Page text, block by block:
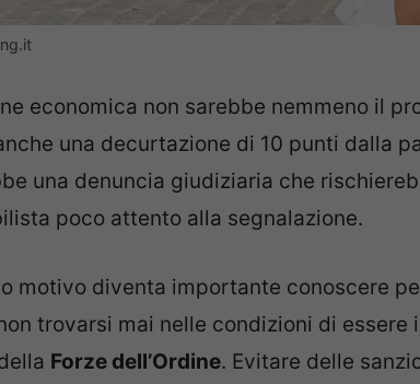
economica non sarebbe nemmeno il
una decurtazione di 10 punti dalla
una denuncia giudiziaria che
poco attento alla segnalazione.
motivo diventa importante conoscere
trovarsi mai nelle condizioni di
Forze dell’Ordine. Evitare delle